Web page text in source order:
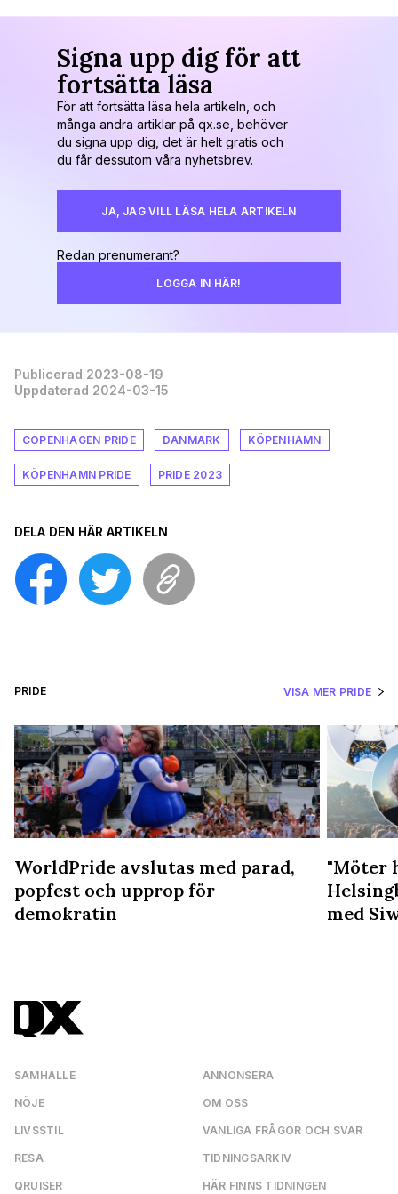
Signa upp dig för att
fortsätta läsa
För att fortsätta läsa hela artikeln, och
många andra artiklar på qx.se, behöver
du signa upp dig, det är helt gratis och
du får dessutom våra nyhetsbrev.
JA, JAG VILL LÄSA HELA ARTIKELN
Redan prenumerant?
LOGGA IN HÄR!
Publicerad 2023-08-19
Uppdaterad 2024-03-15
COPENHAGEN PRIDE DANMARK KÖPENHAMN
KÖPENHAMN PRIDE PRIDE 2023
DELA DEN HÄR ARTIKELN
PRIDE VISA MER PRIDE
WorldPride avslutas med parad,
popfest och upprop för
demokratin
"Möter
med
SAMHÄLLE
NÖJE
LIVSSTIL
RESA
QRUISER
ANNONSERA
OM OSS
VANLIGA FRÅGOR OCH SVAR
TIDNINGSARKIV
HÄR FINNS TIDNINGEN